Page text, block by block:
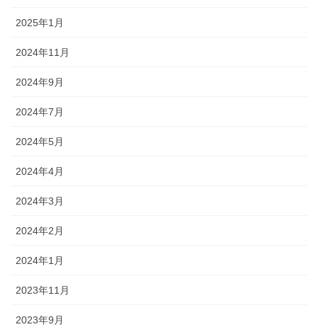
2025年1月
2024年11月
2024年9月
2024年7月
2024年5月
2024年4月
2024年3月
2024年2月
2024年1月
2023年11月
2023年9月